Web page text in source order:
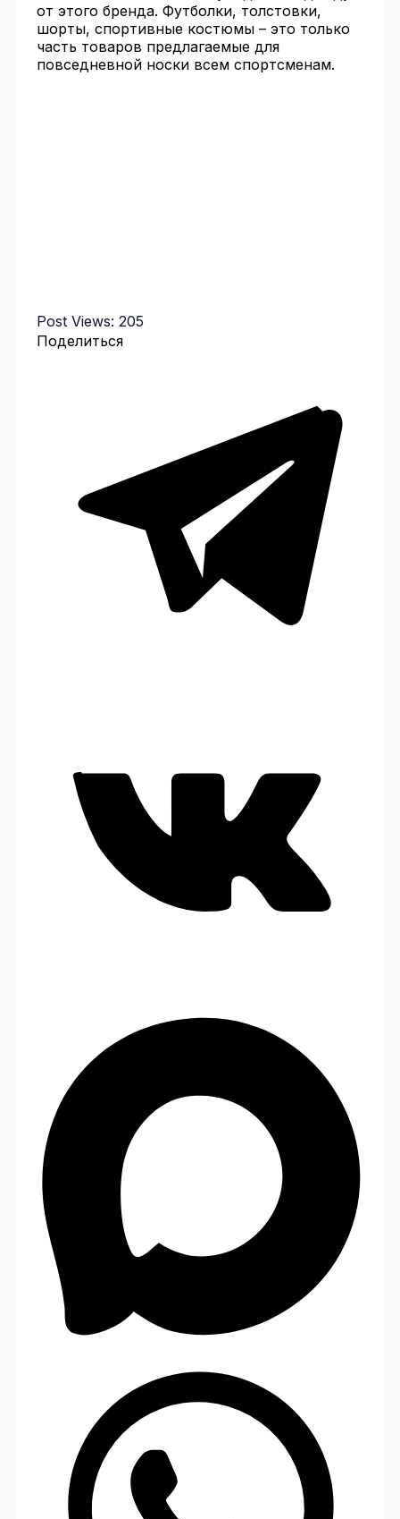
от этого бренда. Футболки, толстовки,
шорты, спортивные костюмы – это только
часть товаров предлагаемые для
повседневной носки всем спортсменам.
Post Views: 205
Поделиться